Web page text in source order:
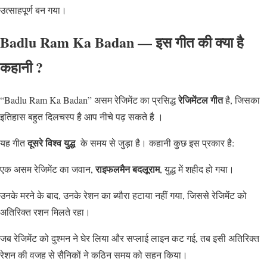
उत्साहपूर्ण बन गया।
Badlu Ram Ka Badan — इस गीत की क्या है
कहानी ?
“Badlu Ram Ka Badan” असम रेजिमेंट का प्रसिद्धरेजिमेंटल गीतहै, जिसका
इतिहास बहुत दिलचस्प है आप नीचे पढ़ सकते है ।
यह गीतदूसरे विश्व युद्ध के समय से जुड़ा है। कहानी कुछ इस प्रकार है:
एक असम रेजिमेंट का जवान,राइफलमैन बदलूराम, युद्ध में शहीद हो गया।
उनके मरने के बाद, उनके रेशन का ब्यौरा हटाया नहीं गया, जिससे रेजिमेंट को
अतिरिक्त रशन मिलते रहा।
जब रेजिमेंट को दुश्मन ने घेर लिया और सप्लाई लाइन कट गई, तब इसी अतिरिक्त
रेशन की वजह से सैनिकों ने कठिन समय को सहन किया।